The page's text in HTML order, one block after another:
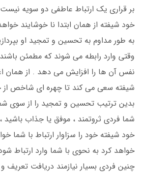
بر قراری یک ارتباط عاطفی دو سویه نیست
خود شیفته از همان ابتدا نا خوشایند
به طور مداوم به تحسین و تمجید او
وقتی وارد رابطه می شوند که مطمئن
نفس آن ها را افزایش می دهد . از همان
شیفته سعی می کند تا چهره ای شاخص
بدین ترتیب تحسین و تمجید را از سوی
شما فردی ثروتمند ، موفق یا جذاب باشید
خود شیفته خود را سزاوار ارتباط با شما
خواهد کرد به نحوی با شما وارد ارتباط
چنین فردی بسیار نیازمند دریافت